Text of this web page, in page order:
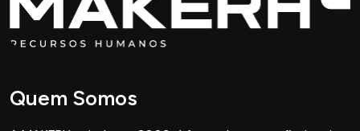
Quem Somos